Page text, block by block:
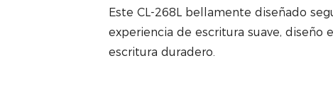
Este CL-268L bellamente diseñado
experiencia de escritura suave,
escritura duradero.